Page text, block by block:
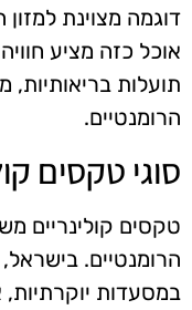
דוגמה מצוינת
אוכל כזה מציע
תועלות
הרומנטיים.
סוגי טקסים
טקסים קולינריים
הרומנטיים.
במסעדות יוקרתיות,